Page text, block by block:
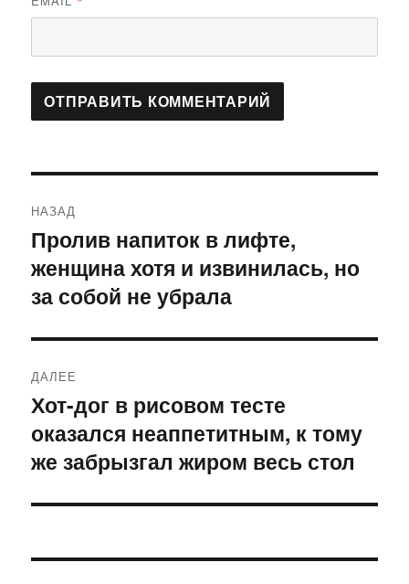
по
записям
НАЗАД
Предыдущая
запись:
Пролив напиток в лифте,
женщина хотя и извинилась, но
за собой не убрала
ДАЛЕЕ
Следующая
запись:
Хот-дог в рисовом тесте
оказался неаппетитным, к тому
же забрызгал жиром весь стол